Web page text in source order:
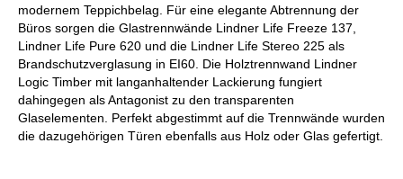
modernem Teppichbelag. Für eine elegante Abtrennung der
Büros sorgen die Glastrennwände Lindner Life Freeze 137,
Lindner Life Pure 620 und die Lindner Life Stereo 225 als
Brandschutzverglasung in EI60. Die Holztrennwand Lindner
Logic Timber mit langanhaltender Lackierung fungiert
dahingegen als Antagonist zu den transparenten
Glaselementen. Perfekt abgestimmt auf die Trennwände wurden
die dazugehörigen Türen ebenfalls aus Holz oder Glas gefertigt.